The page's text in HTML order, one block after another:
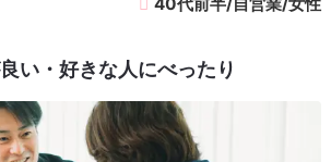
い・好きな人にべったり